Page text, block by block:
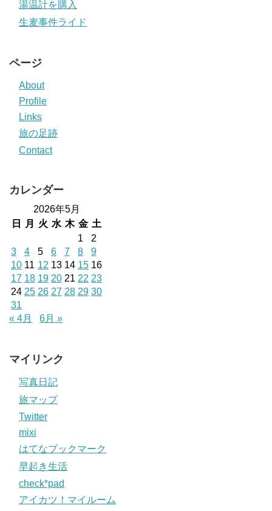
湯温計を購入
生麦事件ライド
ページ
About
Profile
Links
旅の足跡
Contact
カレンダー
2026年5月
日
月 火 水 木 金 土
1
2
3
4 5 6 7 8
9
10 11 12 13 14 15 16
17 18 19 20 21 22 23
24 25 26 27 28 29 30
31
« 4月
6月 »
マイリンク
写真日記
旅マップ
Twitter
mixi
はてなブックマーク
早起き生活
check*pad
アイカツ！マイルーム